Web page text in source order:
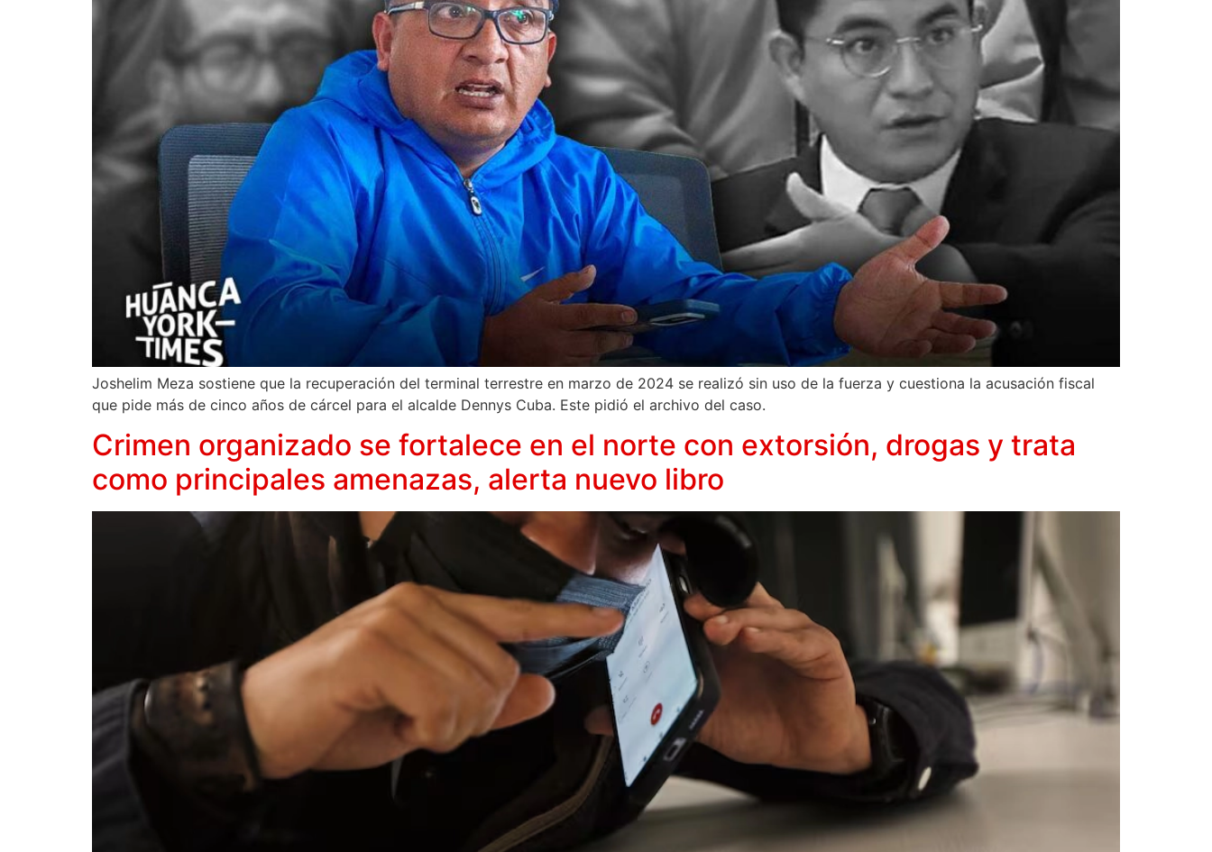
Joshelim Meza sostiene que la recuperación del terminal terrestre en marzo de 2024 se realizó sin uso de la fuerza y cuestiona la acusación fiscal
que pide más de cinco años de cárcel para el alcalde Dennys Cuba. Este pidió el archivo del caso.
Crimen organizado se fortalece en el norte con extorsión, drogas y trata
como principales amenazas, alerta nuevo libro